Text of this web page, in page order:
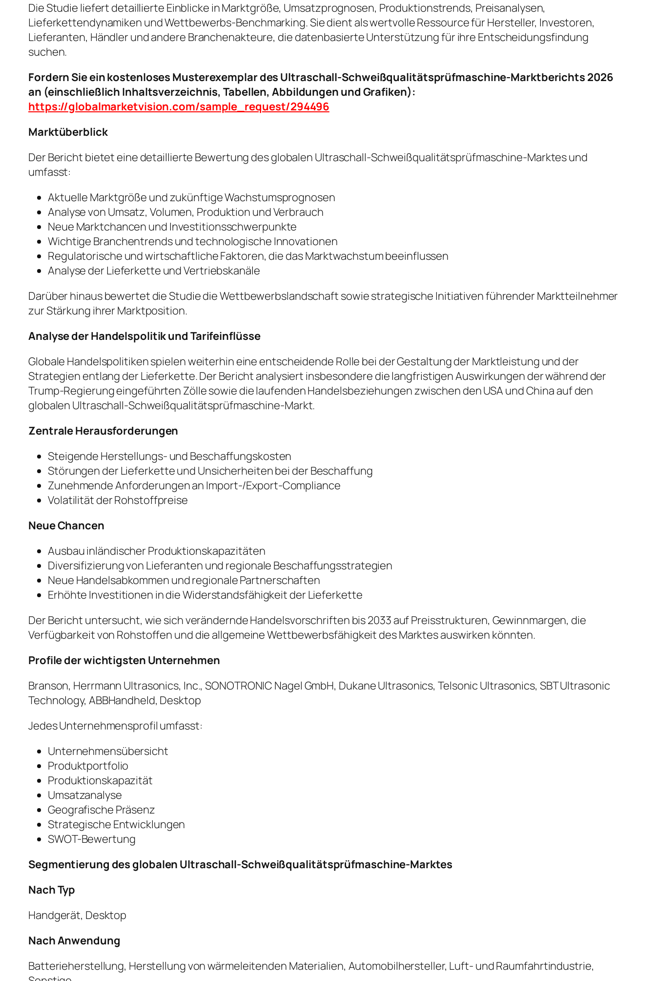
Die Studie liefert detaillierte Einblicke in Marktgröße, Umsatzprognosen, Produktionstrends, Preisanalysen,
Lieferkettendynamiken und Wettbewerbs-Benchmarking. Sie dient als wertvolle Ressource für Hersteller, Investoren,
Lieferanten, Händler und andere Branchenakteure, die datenbasierte Unterstützung für ihre Entscheidungsfindung
suchen.
Fordern Sie ein kostenloses Musterexemplar des Ultraschall-Schweißqualitätsprüfmaschine-Marktberichts 2026
an (einschließlich Inhaltsverzeichnis, Tabellen, Abbildungen und Grafiken):
https://globalmarketvision.com/sample_request/294496
Marktüberblick
Der Bericht bietet eine detaillierte Bewertung des globalen Ultraschall-Schweißqualitätsprüfmaschine-Marktes und
umfasst:
Aktuelle Marktgröße und zukünftige Wachstumsprognosen
Analyse von Umsatz, Volumen, Produktion und Verbrauch
Neue Marktchancen und Investitionsschwerpunkte
Wichtige Branchentrends und technologische Innovationen
Regulatorische und wirtschaftliche Faktoren, die das Marktwachstum beeinflussen
Analyse der Lieferkette und Vertriebskanäle
Darüber hinaus bewertet die Studie die Wettbewerbslandschaft sowie strategische Initiativen führender Marktteilnehmer
zur Stärkung ihrer Marktposition.
Analyse der Handelspolitik und Tarifeinflüsse
Globale Handelspolitiken spielen weiterhin eine entscheidende Rolle bei der Gestaltung der Marktleistung und der
Strategien entlang der Lieferkette. Der Bericht analysiert insbesondere die langfristigen Auswirkungen der während der
Trump-Regierung eingeführten Zölle sowie die laufenden Handelsbeziehungen zwischen den USA und China auf den
globalen Ultraschall-Schweißqualitätsprüfmaschine-Markt.
Zentrale Herausforderungen
Steigende Herstellungs- und Beschaffungskosten
Störungen der Lieferkette und Unsicherheiten bei der Beschaffung
Zunehmende Anforderungen an Import-/Export-Compliance
Volatilität der Rohstoffpreise
Neue Chancen
Ausbau inländischer Produktionskapazitäten
Diversifizierung von Lieferanten und regionale Beschaffungsstrategien
Neue Handelsabkommen und regionale Partnerschaften
Erhöhte Investitionen in die Widerstandsfähigkeit der Lieferkette
Der Bericht untersucht, wie sich verändernde Handelsvorschriften bis 2033 auf Preisstrukturen, Gewinnmargen, die
Verfügbarkeit von Rohstoffen und die allgemeine Wettbewerbsfähigkeit des Marktes auswirken könnten.
Profile der wichtigsten Unternehmen
Branson, Herrmann Ultrasonics, Inc., SONOTRONIC Nagel GmbH, Dukane Ultrasonics, Telsonic Ultrasonics, SBT Ultrasonic
Technology, ABBHandheld, Desktop
Jedes Unternehmensprofil umfasst:
Unternehmensübersicht
Produktportfolio
Produktionskapazität
Umsatzanalyse
Geografische Präsenz
Strategische Entwicklungen
SWOT-Bewertung
Segmentierung des globalen Ultraschall-Schweißqualitätsprüfmaschine-Marktes
Nach Typ
Handgerät, Desktop
Nach Anwendung
Batterieherstellung, Herstellung von wärmeleitenden Materialien, Automobilhersteller, Luft- und Raumfahrtindustrie,